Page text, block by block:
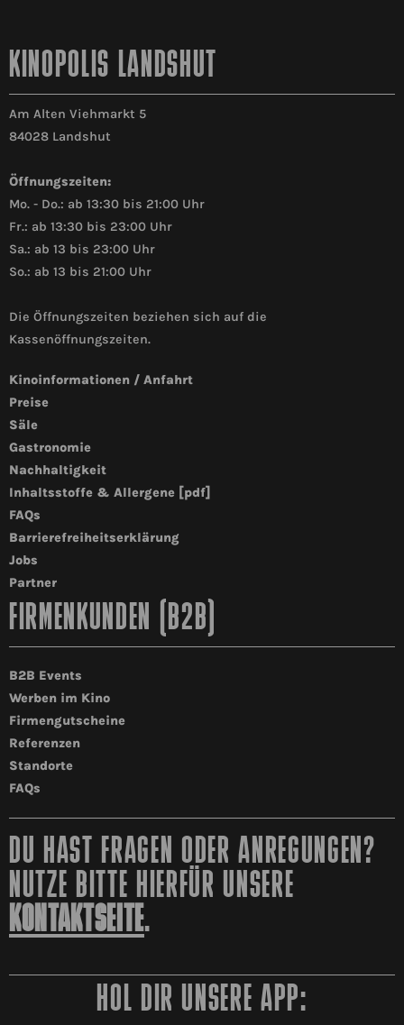
KINOPOLIS LANDSHUT
Am Alten Viehmarkt 5
84028 Landshut
Öffnungszeiten:
Mo. - Do.: ab 13:30 bis 21:00 Uhr
Fr.: ab 13:30 bis 23:00 Uhr
Sa.: ab 13 bis 23:00 Uhr
So.: ab 13 bis 21:00 Uhr
Die Öffnungszeiten beziehen sich auf die
Kassenöffnungszeiten.
Kinoinformationen / Anfahrt
Preise
Säle
Gastronomie
Nachhaltigkeit
Inhaltsstoffe & Allergene [pdf]
FAQs
Barrierefreiheitserklärung
Jobs
Partner
FIRMENKUNDEN (B2B)
B2B Events
Werben im Kino
Firmengutscheine
Referenzen
Standorte
FAQs
DU HAST FRAGEN ODER ANREGUNGEN?
NUTZE BITTE HIERFÜR UNSERE
KONTAKTSEITE.
HOL DIR UNSERE APP: